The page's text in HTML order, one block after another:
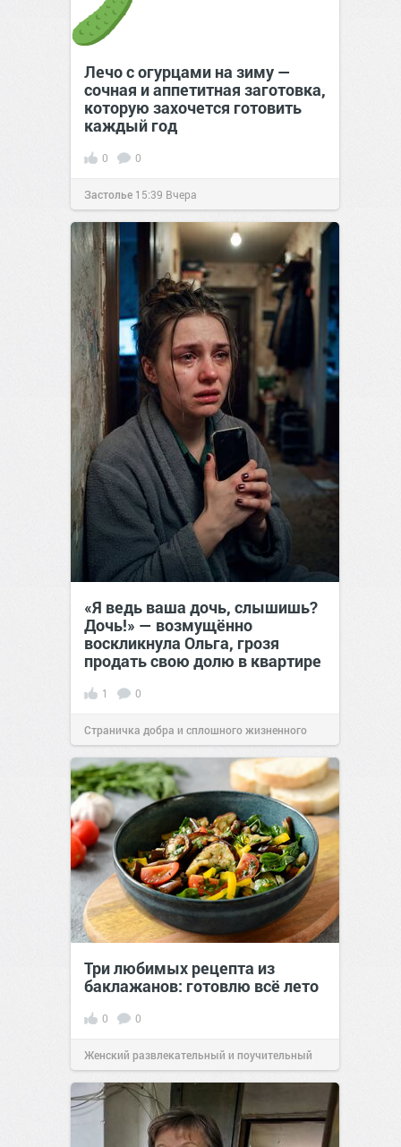
Лечо с огурцами на зиму —
сочная и аппетитная заготовка,
которую захочется готовить
каждый год
0 0
Застолье 15:39 Вчера
«Я ведь ваша дочь, слышишь?
Дочь!» — возмущённо
воскликнула Ольга, грозя
продать свою долю в квартире
1 0
Страничка добра и сплошного жизненного
позитива!14:38Вчера
Три любимых рецепта из
баклажанов: готовлю всё лето
0 0
Женский развлекательный и поучительный
сайт.20:34Вчера